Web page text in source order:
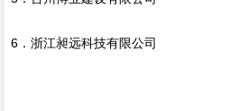
6．浙江昶远科技有限公司